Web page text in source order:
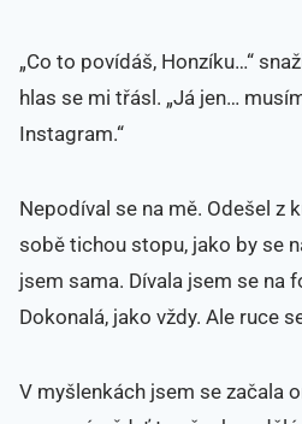
„Co to povídáš, Honzíku…“
hlas se mi třásl. „Já jen…
Instagram.“
Nepodíval se na mě. Odešel z
sobě tichou stopu, jako by se
jsem sama. Dívala jsem se na
Dokonalá, jako vždy. Ale ruce
V myšlenkách jsem se začala